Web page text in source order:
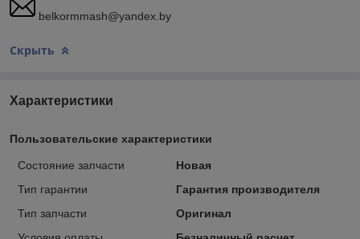
belkormmash@yandex.by
Скрыть
Характеристики
Пользовательские характеристики
Состояние запчасти
Новая
Тип гарантии
Гарантия производителя
Тип запчасти
Оригинал